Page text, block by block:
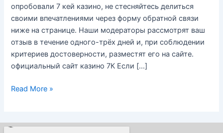
опробовали 7 кей казино, не стесняйтесь делиться
своими впечатлениями через форму обратной связи
ниже на странице. Наши модераторы рассмотрят ваш
отзыв в течение одного-трёх дней и, при соблюдении
критериев достоверности, разместят его на сайте.
официальный сайт казино 7К Если […]
Read More »